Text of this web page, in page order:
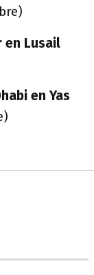
en Lusail
en Yas